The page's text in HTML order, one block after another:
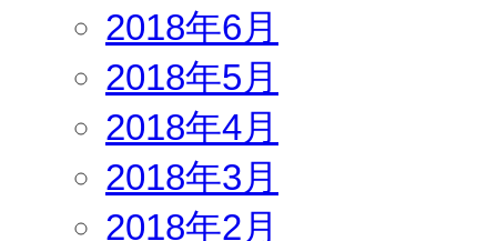
2018年6月
2018年5月
2018年4月
2018年3月
2018年2月